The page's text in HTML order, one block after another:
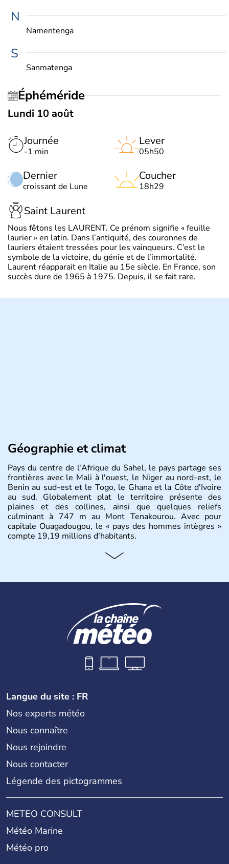
N
Namentenga
S
Sanmatenga
Éphéméride
Lundi 10 août
Journée
-1 min
Dernier
croissant de Lune
Lever
05h50
Coucher
18h29
Saint Laurent
Nous fêtons les LAURENT. Ce prénom signifie « feuille
laurier » en latin. Dans l’antiquité, des couronnes de
lauriers étaient tressées pour les vainqueurs. C’est le
symbole de la victoire, du génie et de l’immortalité.
Laurent réapparait en Italie au 15e siècle. En France, son
succès dure de 1965 à 1975. Depuis, il se fait rare.
Géographie et climat
Pays du centre de l'Afrique du Sahel, le pays partage ses
frontières avec le Mali à l'ouest, le Niger au nord-est, le
Benin au sud-est et le Togo, le Ghana et la Côte d'Ivoire
au sud. Globalement plat le territoire présente des
plaines et des collines, ainsi que quelques reliefs
culminant à 747 m au Mont Tenakourou. Avec pour
capitale Ouagadougou, le « pays des hommes intègres »
compte 19,19 millions d'habitants.
Langue du site : FR
Nos experts météo
Nous connaître
Nous rejoindre
Nous contacter
Légende des pictogrammes
METEO CONSULT
Météo Marine
Météo pro